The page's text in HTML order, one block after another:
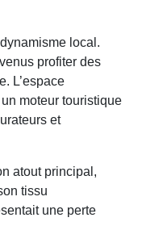
local.
profiter des
L’espace
moteur touristique
et
atout principal,
tissu
une perte